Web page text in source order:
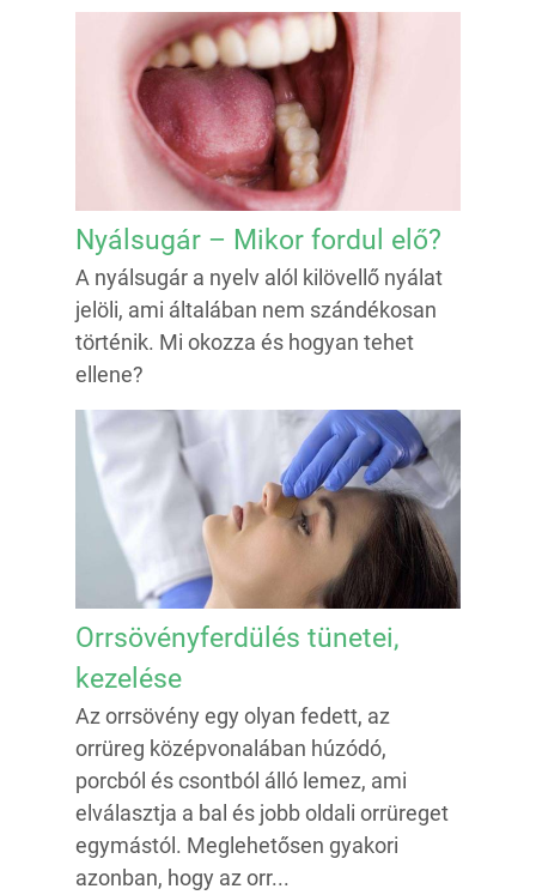
Nyálsugár – Mikor fordul elő?
A nyálsugár a nyelv alól kilövellő nyálat
jelöli, ami általában nem szándékosan
történik. Mi okozza és hogyan tehet
ellene?
Orrsövényferdülés tünetei,
kezelése
Az orrsövény egy olyan fedett, az
orrüreg középvonalában húzódó,
porcból és csontból álló lemez, ami
elválasztja a bal és jobb oldali orrüreget
egymástól. Meglehetősen gyakori
azonban, hogy az orr...